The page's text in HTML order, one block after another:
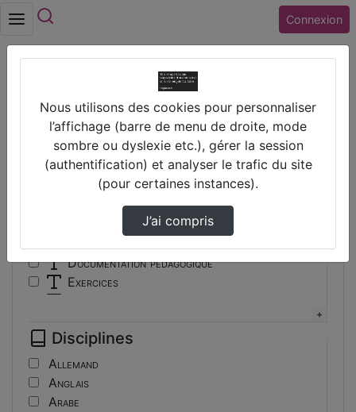
Connexion
Vidéos
Filtres
Types
Autre
Conférence
Documentation pédagogique
Exercices
Travaux d'élèves/étudiants
Tutoriel
Disciplines
Allemand
Anglais
Arabe
Nous utilisons des cookies pour personnaliser
l’affichage (barre de menu de droite, mode
sombre ou dyslexie etc.), gérer la session
(authentification) et analyser le trafic du site
(pour certaines instances).
J’ai compris